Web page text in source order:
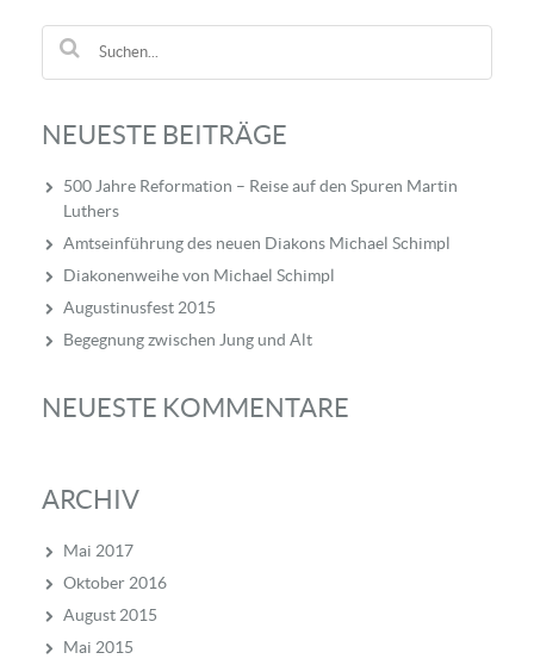
NEUESTE BEITRÄGE
500 Jahre Reformation – Reise auf den Spuren Martin
Luthers
Amtseinführung des neuen Diakons Michael Schimpl
Diakonenweihe von Michael Schimpl
Augustinusfest 2015
Begegnung zwischen Jung und Alt
NEUESTE KOMMENTARE
ARCHIV
Mai 2017
Oktober 2016
August 2015
Mai 2015